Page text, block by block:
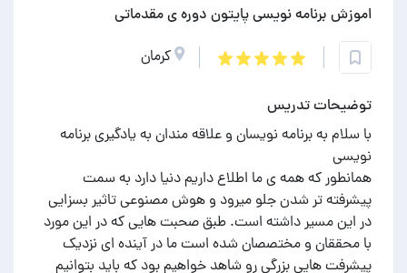
اموزش برنامه نویسی پایتون دوره ی مقدماتی
کرمان
توضیحات تدریس
با سلام به برنامه نویسان و علاقه مندان به یادگیری برنامه
همانطور که همه ی ما اطلاع داریم دنیا دارد به سمت
پیشرفته تر شدن جلو میرود و هوش مصنوعی تاثیر بسزایی
در این مسیر داشته است. طبق صحبت هایی که در این مورد
با محققان و مختصصان شده است ما در آینده ای نزدیک
پیشرفت هایی بزرگی رو شاهد خواهیم بود که باید بتوانیم